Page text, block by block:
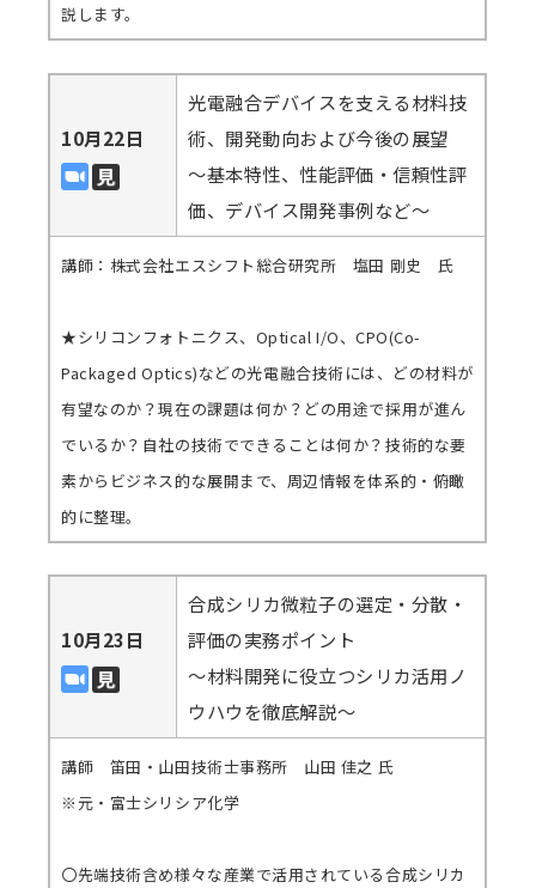
説します。
10月22日
光電融合デバイスを支える材料技
術、開発動向および今後の展望
～基本特性、性能評価・信頼性評
価、デバイス開発事例など～
講師：株式会社エスシフト総合研究所 塩田 剛史 氏
★シリコンフォトニクス、Optical I/O、CPO(Co-
Packaged Optics)などの光電融合技術には、どの材料が
有望なのか？現在の課題は何か？どの用途で採用が進ん
でいるか？自社の技術でできることは何か？技術的な要
素からビジネス的な展開まで、周辺情報を体系的・俯瞰
的に整理。
10月23日
合成シリカ微粒子の選定・分散・
評価の実務ポイント
～材料開発に役立つシリカ活用ノ
ウハウを徹底解説～
講師 笛田・山田技術士事務所 山田 佳之 氏
※元・富士シリシア化学
〇先端技術含め様々な産業で活用されている合成シリカ